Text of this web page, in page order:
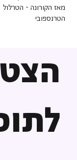
מאז הקורונה - הטרלול
הטרנספובי